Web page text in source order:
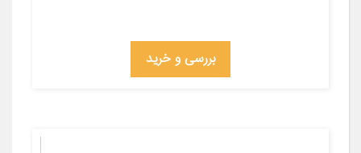
بررسی و خرید